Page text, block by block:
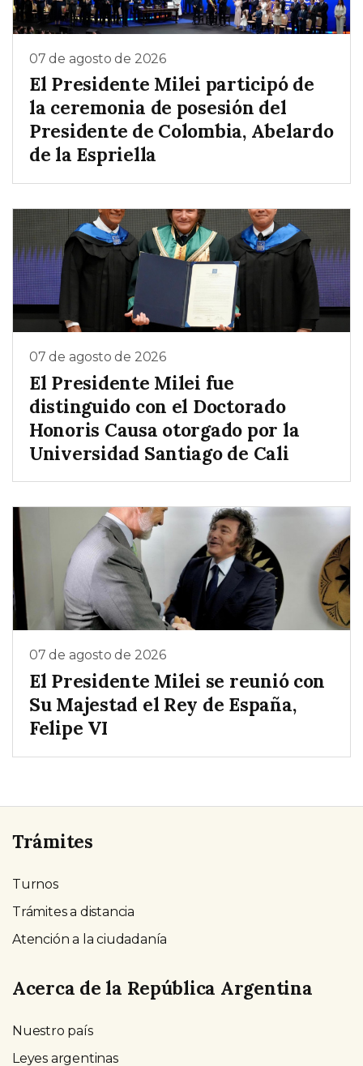
07 de agosto de 2026
El Presidente Milei participó de
la ceremonia de posesión del
Presidente de Colombia, Abelardo
de la Espriella
07 de agosto de 2026
El Presidente Milei fue
distinguido con el Doctorado
Honoris Causa otorgado por la
Universidad Santiago de Cali
07 de agosto de 2026
El Presidente Milei se reunió con
Su Majestad el Rey de España,
Felipe VI
Trámites
Turnos
Trámites a distancia
Atención a la ciudadanía
Acerca de la República Argentina
Nuestro país
Leyes argentinas